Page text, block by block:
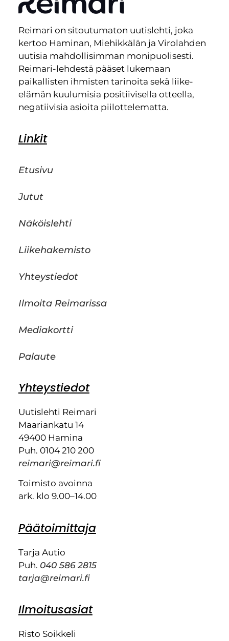
Reimari on sitoutumaton uutislehti, joka
kertoo Haminan, Miehikkälän ja Virolahden
uutisia mahdollisimman monipuolisesti.
Reimari-lehdestä pääset lukemaan
paikallisten ihmisten tarinoita sekä liike-
elämän kuulumisia positiivisella otteella,
negatiivisia asioita piilottelematta.
Linkit
Etusivu
Jutut
Näköislehti
Liikehakemisto
Yhteystiedot
Ilmoita Reimarissa
Mediakortti
Palaute
Yhteystiedot
Uutislehti Reimari
Maariankatu 14
49400 Hamina
Puh. 0104 210 200
reimari@reimari.fi
Toimisto avoinna
ark. klo 9.00–14.00
Päätoimittaja
Tarja Autio
Puh. 040 586 2815
tarja@reimari.fi
Ilmoitusasiat
Risto Soikkeli